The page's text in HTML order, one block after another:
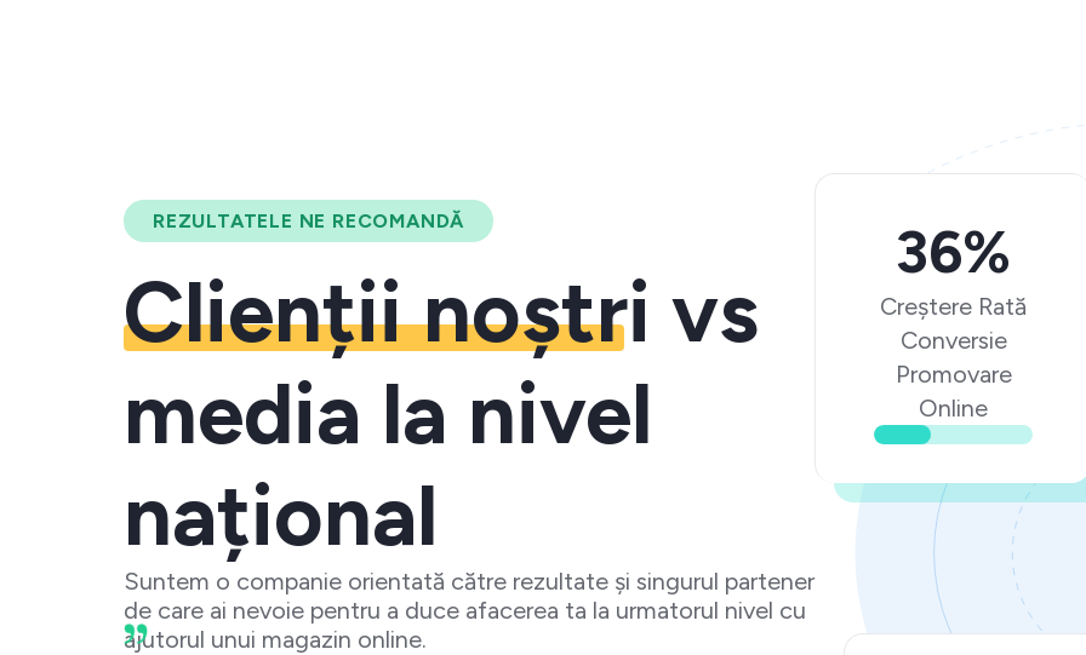
REZULTATELE NE RECOMANDĂ
Clienții noștri vs
media la nivel
național
Suntem o companie orientată către rezultate și singurul partener
de care ai nevoie pentru a duce afacerea ta la urmatorul nivel cu
ajutorul unui magazin online.
36%
Creștere Rată
Conversie
Promovare
Online